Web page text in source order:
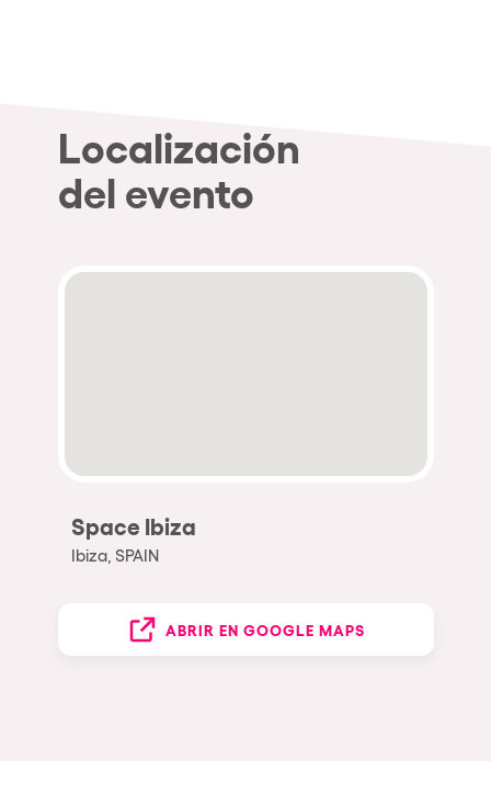
Localización
del evento
Space Ibiza
Ibiza, SPAIN
ABRIR EN GOOGLE MAPS